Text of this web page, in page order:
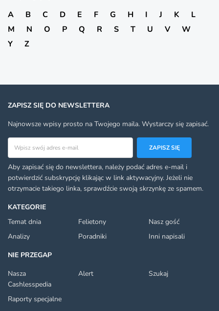
A B C D E F G H I J K
L
M
N O P Q R S T U V
W
Y
Z
KATEGORIE
Temat dnia
Felietony
Nasz gość
Analizy
Poradniki
Inni napisali
NIE PRZEGAP
Nasza
Cashlesspedia
Alert Szukaj
Raporty specjalne
ZAPISZ SIĘ DO NEWSLETTERA
Najnowsze wpisy prosto na Twojego maila. Wystarczy się zapisać.
ZAPISZ SIĘ
Aby zapisać się do newslettera, należy podać adres e-mail i
potwierdzić subskrypcję klikając w link aktywacyjny. Jeżeli nie
otrzymacie takiego linka, sprawdźcie swoją skrzynkę ze spamem.